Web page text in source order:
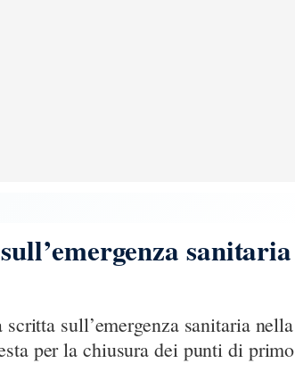
sanitaria
sull’emergenza sanitaria nella
per la chiusura dei punti di primo